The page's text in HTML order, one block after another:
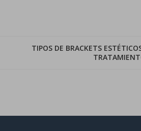
TIPOS DE BRACKETS